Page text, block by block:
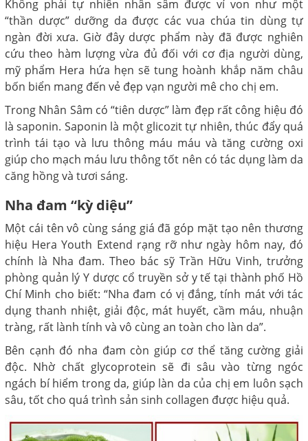
Không phải tự nhiên nhân sâm được ví von như một
“thần dược” dưỡng da được các vua chúa tin dùng tự
ngàn đời xưa. Giờ đây dược phẩm này đã được nghiên
cứu theo hàm lượng vừa đủ đối với cơ địa người dùng,
mỹ phẩm Hera hứa hẹn sẽ tung hoành khắp năm châu
bốn biển mang đến vẻ đẹp vạn người mê cho chị em.
Trong Nhân Sâm có “tiên dược” làm đẹp rất công hiệu đó
là saponin. Saponin là một glicozit tự nhiên, thúc đẩy quá
trình tái tạo và lưu thông máu máu và tăng cường oxi
giúp cho mạch máu lưu thông tốt nên có tác dụng làm da
căng hồng và tươi sáng.
Nha đam “kỳ diệu”
Một cái tên vô cùng sáng giá đã góp mặt tạo nên thương
hiệu Hera Youth Extend rạng rỡ như ngày hôm nay, đó
chính là Nha đam. Theo bác sỹ Trần Hữu Vinh, trưởng
phòng quản lý Y dược cổ truyền sở y tế tại thành phố Hồ
Chí Minh cho biết: “Nha đam có vị đắng, tính mát với tác
dụng thanh nhiệt, giải độc, mát huyết, cầm máu, nhuận
tràng, rất lành tính và vô cùng an toàn cho làn da”.
Bên cạnh đó nha đam còn giúp cơ thể tăng cường giải
độc. Nhờ chất glycoprotein sẽ đi sâu vào từng ngóc
ngách bí hiểm trong da, giúp làn da của chị em luôn sạch
sâu, tốt cho quá trình sản sinh collagen được hiệu quả.